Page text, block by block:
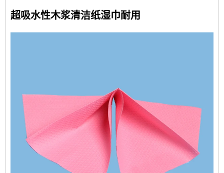
超吸水性木浆清洁纸湿巾耐用